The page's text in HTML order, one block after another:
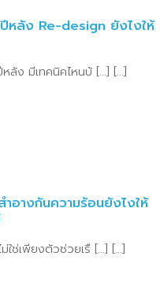
หลัง Re-design ยังไงให้
ลัง มีเทคนิคไหนบ้ [...] [...]
อางกันความร้อนยังไงให้
ช่เพียงตัวช่วยเรื [...] [...]